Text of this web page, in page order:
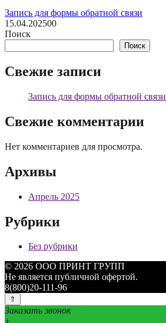
Запись для формы обратной связи
15.04.202500
Поиск
Поиск
Свежие записи
Запись для формы обратной связи
Свежие комментарии
Нет комментариев для просмотра.
Архивы
Апрель 2025
Рубрики
Без рубрики
© 2026 ООО ПРИНТ ГРУПП
Не является публичной офертой.
8(800)20-111-96
Заказать звонок